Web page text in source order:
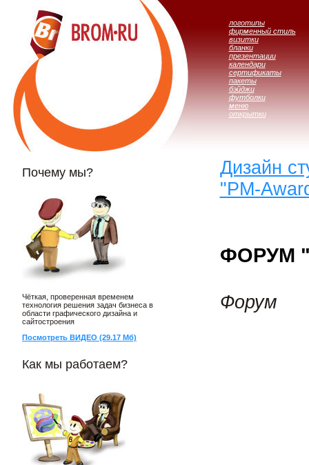
логотипы
фирменный стиль
визитки
бланки
презентации
календари
сертификаты
пакеты
бэйджи
футболки
меню
открытки
Почему мы?
Чёткая, проверенная временем
технология решения задач бизнеса в
области графического дизайна и
сайтостроения
Посмотреть ВИДЕО (29.17 Мб)
Как мы работаем?
Дизайн
"PM-
ФОРУМ
Форум